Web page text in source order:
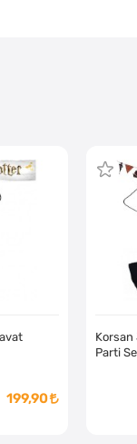
199,90
Parti